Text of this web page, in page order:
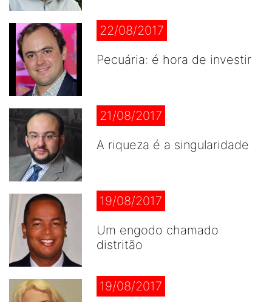
22/08/2017
Pecuária: é hora de investir
21/08/2017
A riqueza é a singularidade
19/08/2017
Um engodo chamado
distritão
19/08/2017